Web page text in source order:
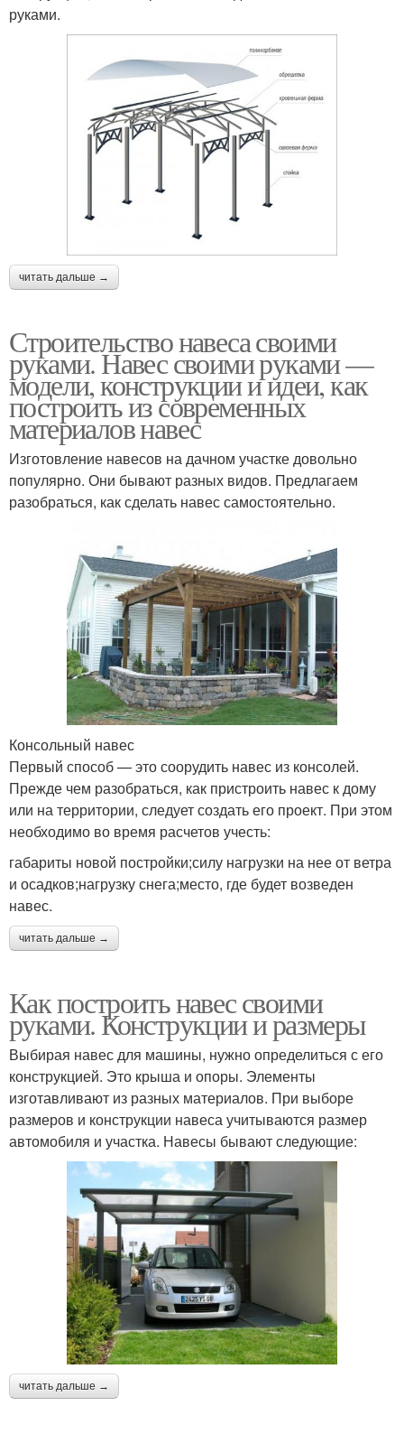
руками.
читать дальше →
Строительство навеса своими
руками. Навес своими руками —
модели, конструкции и идеи, как
построить из современных
материалов навес
Изготовление навесов на дачном участке довольно
популярно. Они бывают разных видов. Предлагаем
разобраться, как сделать навес самостоятельно.
Консольный навес
Первый способ — это соорудить навес из консолей.
Прежде чем разобраться, как пристроить навес к дому
или на территории, следует создать его проект. При этом
необходимо во время расчетов учесть:
габариты новой постройки;силу нагрузки на нее от ветра
и осадков;нагрузку снега;место, где будет возведен
навес.
читать дальше →
Как построить навес своими
руками. Конструкции и размеры
Выбирая навес для машины, нужно определиться с его
конструкцией. Это крыша и опоры. Элементы
изготавливают из разных материалов. При выборе
размеров и конструкции навеса учитываются размер
автомобиля и участка. Навесы бывают следующие:
читать дальше →